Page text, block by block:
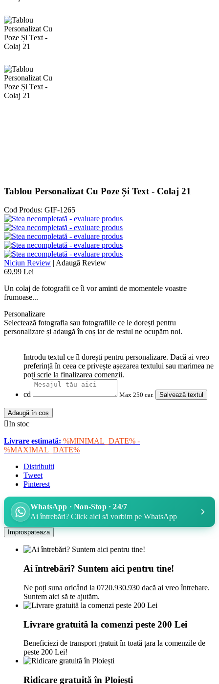
Tablou Personalizat Cu Poze Și Text - Colaj 21
Cod Produs: GIF-1265
Niciun Review | Adaugă Review
69,99 Lei
Un colaj de fotografii ce îi vor aminti de momentele voastre
frumoase...
Personalizare
Selectează fotografia sau fotografiile ce le dorești pentru
personalizare și adaugă în coș iar de restul ne ocupăm noi.
Introdu textul ce îl dorești pentru personalizare. Dacă ai vreo
preferință în ceea ce privește așezarea textului sau marimea ne
poți scrie la finalizarea comenzii.
cd Max 250 car. Salvează textul
Adaugă în coș
In stoc
Livrare estimată: %MINIMAL_DATE% -
%MAXIMAL_DATE%
Distribuiti
Tweet
Pinterest
WhatsApp · Non-Stop · 24/7
Ai întrebări? Click aici să vorbim pe WhatsApp
Ai întrebări? Suntem aici pentru tine!
Ne poți suna oricând la 0720.930.930 dacă ai vreo întrebare.
Suntem aici să te ajutăm.
Livrare gratuită la comenzi peste 200 Lei
Beneficiezi de transport gratuit în toată țara la comenzile de
peste 200 Lei!
Ridicare gratuită în Ploiești